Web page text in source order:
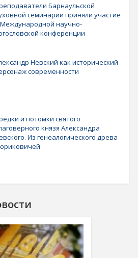
Барнаульской
семинарии приняли участие
научно-
конференции
Невский как исторический
современности
и потомки святого
князя Александра
Из генеалогического древа